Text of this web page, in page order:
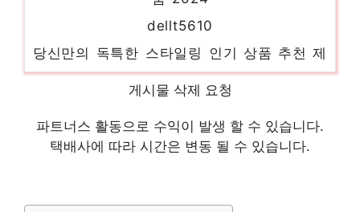
dell7810
마음이 움직이는 디자인 아이템 인기 상품 추
천 제품 2024
다가오는 여름, 시원하게! 인기 상품 추천 제
게시물 삭제 요청
파트너스 활동으로 수익이 발생 할 수 있습니다.
택배사에 따라 시간은 변동 될 수 있습니다.